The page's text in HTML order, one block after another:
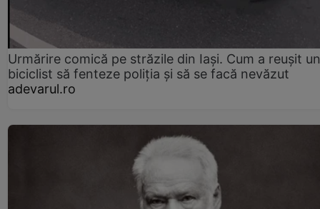
Urmărire comică pe străzile din Iași. Cum a reușit un
biciclist să fenteze poliția și să se facă nevăzut
adevarul.ro